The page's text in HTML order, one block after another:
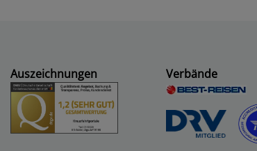
Auszeichnungen Verbände